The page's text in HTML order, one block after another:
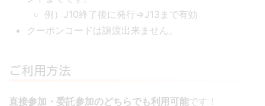
例）J10終了後に発行⇒J13まで有効
クーポンコードは譲渡出来ません。
ご利用方法
直接参加・委託参加のどちらでも利用可能です！